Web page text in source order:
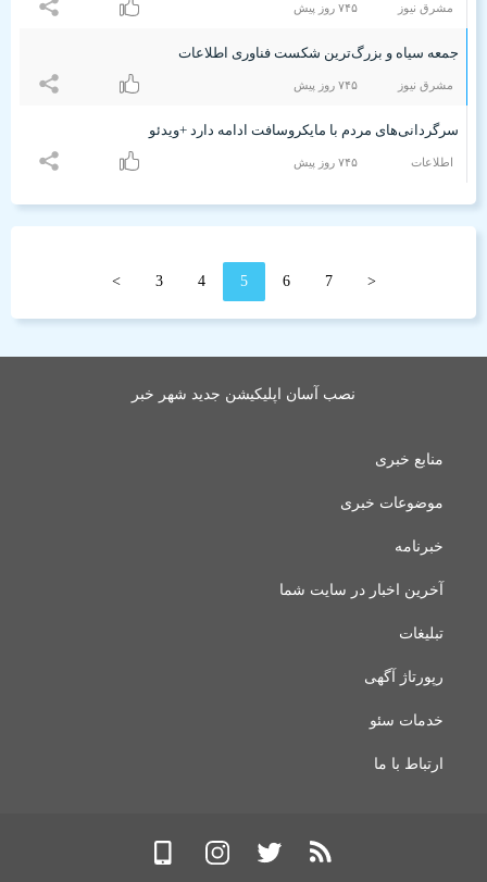
مشرق نیوز ۷۴۵ روز پیش
جمعه سیاه و بزرگ‌ترین شکست فناوری اطلاعات
مشرق نیوز ۷۴۵ روز پیش
سرگردانی‌های مردم با مایکروسافت ادامه دارد +ویدئو
اطلاعات ۷۴۵ روز پیش
> 3 4 5 6 7 <
نصب آسان اپلیکیشن جدید شهر خبر
منابع خبری
موضوعات خبری
خبرنامه
آخرین اخبار در سایت شما
تبلیغات
رپورتاژ آگهی
خدمات سئو
ارتباط با ما